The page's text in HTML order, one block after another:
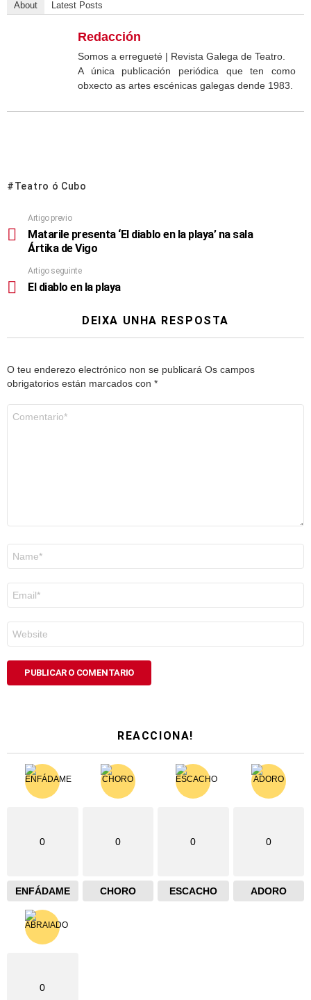
About Latest Posts
Redacción
Somos a erregueté | Revista Galega de Teatro.
A única publicación periódica que ten como
obxecto as artes escénicas galegas dende 1983.
Teatro ó Cubo
Artigo previo
Matarile presenta ‘El diablo en la playa’ na sala
Ártika de Vigo
Artigo seguinte
El diablo en la playa
DEIXA UNHA RESPOSTA
O teu enderezo electrónico non se publicará Os campos
obrigatorios están marcados con *
electrónico
*
REACCIONA!
0
ENFÁDAME
0
CHORO
0
ESCACHO
0
ADORO
0